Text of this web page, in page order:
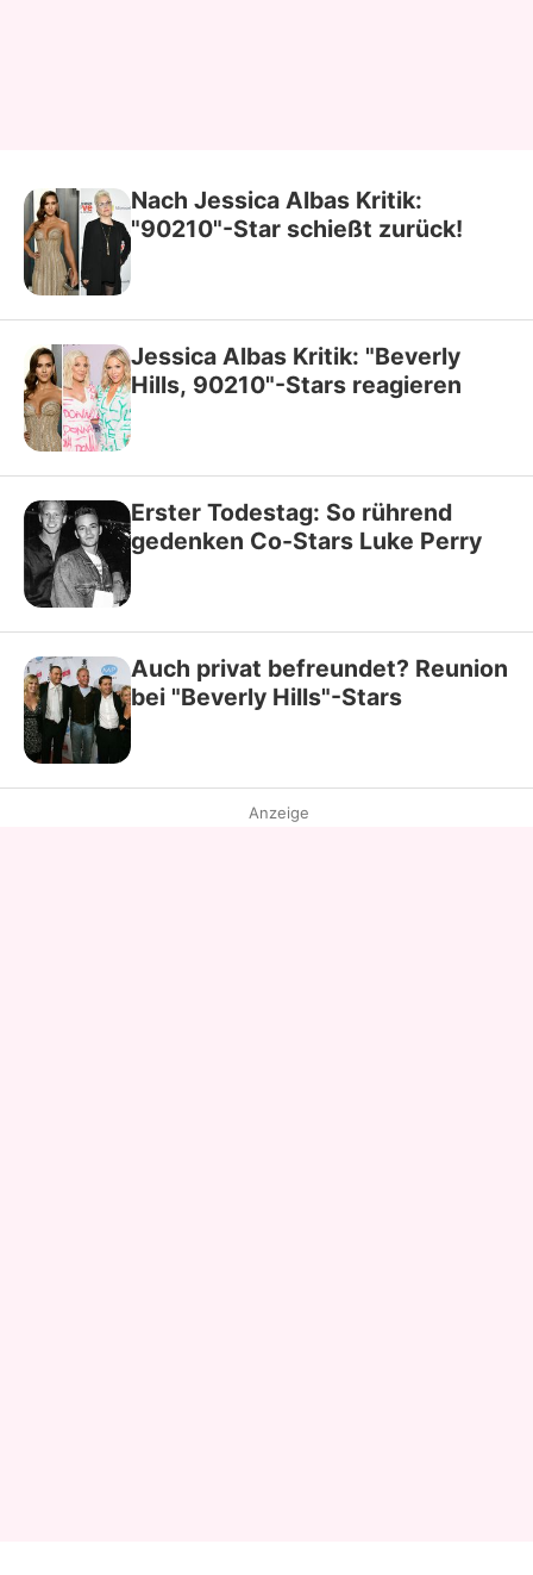
Nach Jessica Albas Kritik:
"90210"-Star schießt zurück!
Jessica Albas Kritik: "Beverly
Hills, 90210"-Stars reagieren
Erster Todestag: So rührend
gedenken Co-Stars Luke Perry
Auch privat befreundet? Reunion
bei "Beverly Hills"-Stars
Anzeige